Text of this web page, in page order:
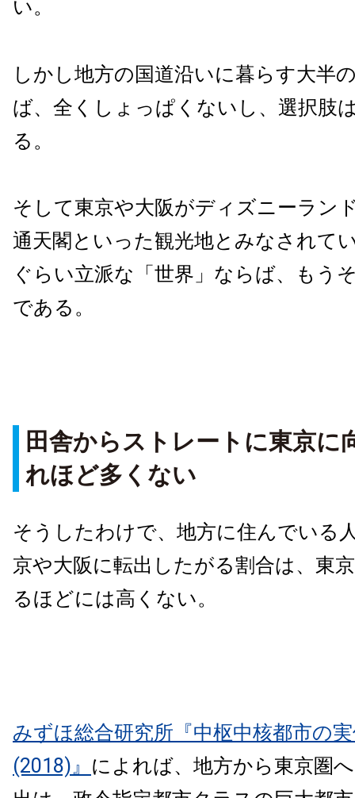
い。
しかし地方の国道沿いに暮らす大半
ば、全くしょっぱくないし、選択肢
る。
そして東京や大阪がディズニーラン
通天閣といった観光地とみなされて
ぐらい立派な「世界」ならば、もう
である。
田舎からストレートに東京に
れほど多くない
そうしたわけで、地方に住んでいる
京や大阪に転出したがる割合は、東
るほどには高くない。
みずほ総合研究所『中枢中核都市の
(2018)』 によれば、地方から東京圏